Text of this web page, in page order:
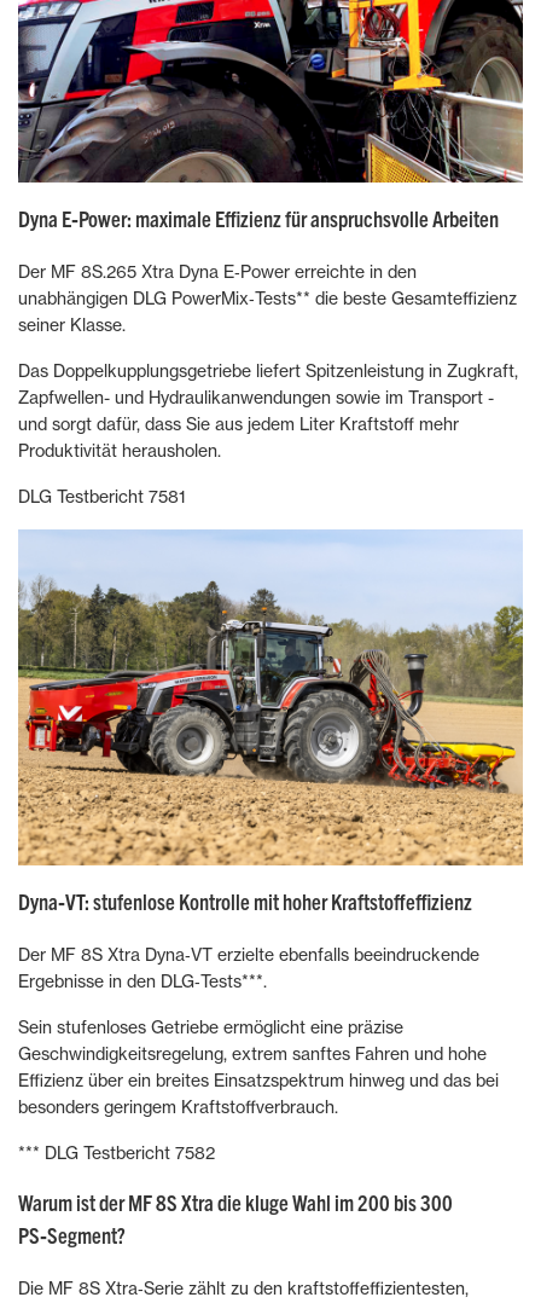
Dyna E‑Power: maximale Effizienz für anspruchsvolle Arbeiten
Der MF 8S.265 Xtra Dyna E‑Power erreichte in den
unabhängigen DLG PowerMix‑Tests** die beste Gesamteffizienz
seiner Klasse.
Das Doppelkupplungsgetriebe liefert Spitzenleistung in Zugkraft,
Zapfwellen- und Hydraulikanwendungen sowie im Transport -
und sorgt dafür, dass Sie aus jedem Liter Kraftstoff mehr
Produktivität herausholen.
DLG Testbericht 7581
Dyna‑VT: stufenlose Kontrolle mit hoher Kraftstoffeffizienz
Der MF 8S Xtra Dyna‑VT erzielte ebenfalls beeindruckende
Ergebnisse in den DLG‑Tests***.
Sein stufenloses Getriebe ermöglicht eine präzise
Geschwindigkeitsregelung, extrem sanftes Fahren und hohe
Effizienz über ein breites Einsatzspektrum hinweg und das bei
besonders geringem Kraftstoffverbrauch.
*** DLG Testbericht 7582
Warum ist der MF 8S Xtra die kluge Wahl im 200 bis 300
PS‑Segment?
Die MF 8S Xtra‑Serie zählt zu den kraftstoffeffizientesten,